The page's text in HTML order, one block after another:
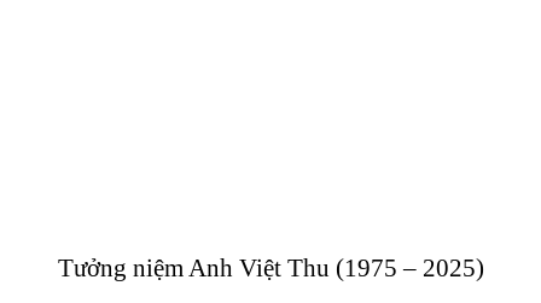
Tưởng niệm Anh Việt Thu (1975 – 2025)